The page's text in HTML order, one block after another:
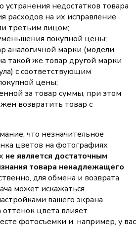
устранения недостатков товара
расходов на их исправление
третьим лицом;
покупной цены;
аналогичной марки (модели,
такой же товар другой марки
с соответствующим
цены;
за товар суммы, при этом
возвратить товар с
что незначительное
цветов на фотографиях
не является достаточным
товара ненадлежащего
для обмена и возврата
может искажаться
вашего экрана
цвета влияет
фотосъемки и, например, у вас